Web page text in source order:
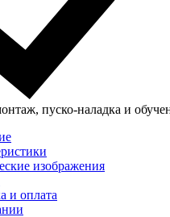
пуско-наладка и
изображения
и оплата